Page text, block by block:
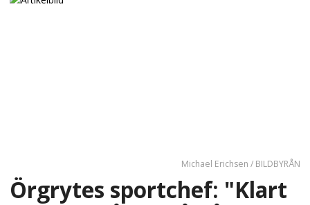
Michael Erichsen / BILDBYRÅN
Örgrytes sportchef: "Klart